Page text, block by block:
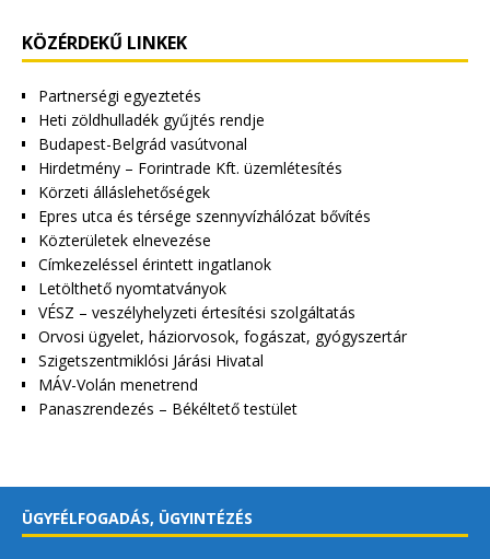
KÖZÉRDEKŰ LINKEK
Partnerségi egyeztetés
Heti zöldhulladék gyűjtés rendje
Budapest-Belgrád vasútvonal
Hirdetmény – Forintrade Kft. üzemlétesítés
Körzeti álláslehetőségek
Epres utca és térsége szennyvízhálózat bővítés
Közterületek elnevezése
Címkezeléssel érintett ingatlanok
Letölthető nyomtatványok
VÉSZ – veszélyhelyzeti értesítési szolgáltatás
Orvosi ügyelet, háziorvosok, fogászat, gyógyszertár
Szigetszentmiklósi Járási Hivatal
MÁV-Volán menetrend
Panaszrendezés – Békéltető testület
ÜGYFÉLFOGADÁS, ÜGYINTÉZÉS